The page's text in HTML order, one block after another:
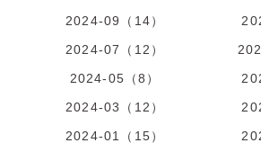
2024-09（14）
2024-07（12）
2024-05（8）
2024-03（12）
2024-01（15）